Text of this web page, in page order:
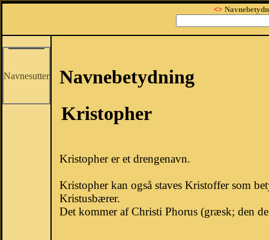
<>
Navnesutter
Navnebetydning
Kristopher
Kristopher er et drengenavn.
Kristopher kan også staves Kristoffer som
Kristusbærer.
Det kommer af Christi Phorus (græsk; den